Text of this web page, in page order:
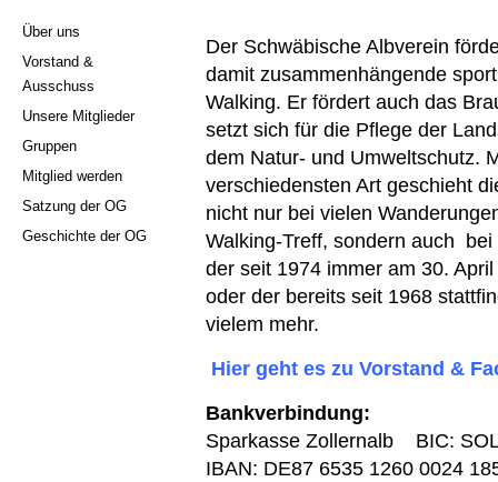
Über uns
Vorstand &
Ausschuss
Unsere Mitglieder
Gruppen
Mitglied werden
Satzung der OG
Geschichte der OG
Der Schwäbische Albverein
damit zusammenhängende
Walking. Er fördert auch das
setzt sich für die Pflege der
dem Natur- und Umweltschutz.
verschiedensten Art geschieht
nicht nur bei vielen
Walking-Treff, sondern auch
der seit 1974 immer am 30.
oder der bereits seit 1968
vielem mehr.
Hier geht es zu Vorstand &
Bankverbindung:
Sparkasse Zollernalb BIC:
IBAN: DE87 6535 1260 0024